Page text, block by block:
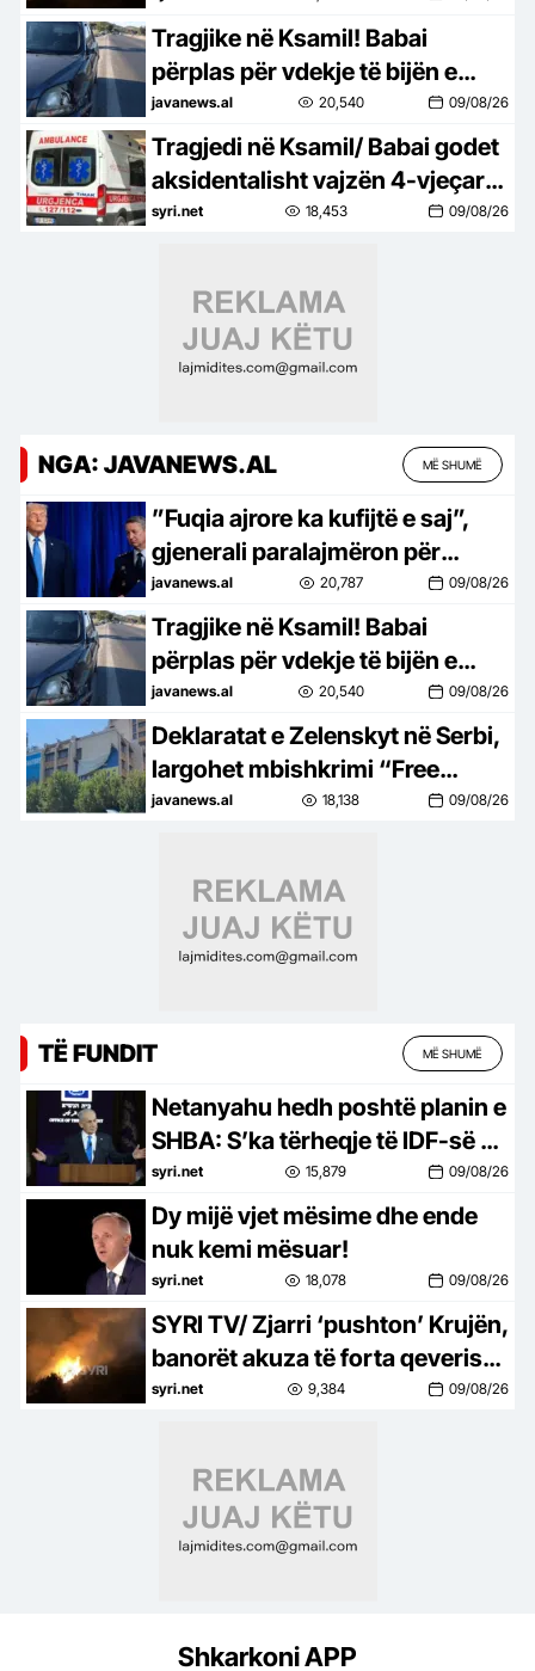
Tragjike në Ksamil! Babai
përplas për vdekje të bijën e
mitur duke kryer manovra në
parkim
javanews.al 20,540 09/08/26
Tragjedi në Ksamil/ Babai godet
aksidentalisht vajzën 4-vjeçare
me makinë, fëmija humb jetën
syri.net 18,453 09/08/26
NGA: JAVANEWS.AL MË SHUMË
”Fuqia ajrore ka kufijtë e saj”,
gjenerali paralajmëron për
pasojat e përshkallëzimit me
Iranin
javanews.al 20,787 09/08/26
Tragjike në Ksamil! Babai
përplas për vdekje të bijën e
mitur duke kryer manovra në
parkim
javanews.al 20,540 09/08/26
Deklaratat e Zelenskyt në Serbi,
largohet mbishkrimi “Free
Ukraine” në Prishtinë
javanews.al 18,138 09/08/26
TË FUNDIT MË SHUMË
Netanyahu hedh poshtë planin e
SHBA: S’ka tërheqje të IDF-së pa
çarmatosjen e Hamasit
syri.net 15,879 09/08/26
Dy mijë vjet mësime dhe ende
nuk kemi mësuar!
syri.net 18,078 09/08/26
SYRI TV/ Zjarri ‘pushton’ Krujën,
banorët akuza të forta qeverisë:
Autoritetet vonuan ndërhyrjen
syri.net 9,384 09/08/26
Shkarkoni APP